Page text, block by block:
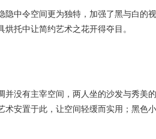
中令空间更为独特，加强了黑与白的
托中让简约艺术之花开得夺目。
没有主宰空间，两人坐的沙发与秀美的
术安置于此，让空间轻缓而实用；黑色